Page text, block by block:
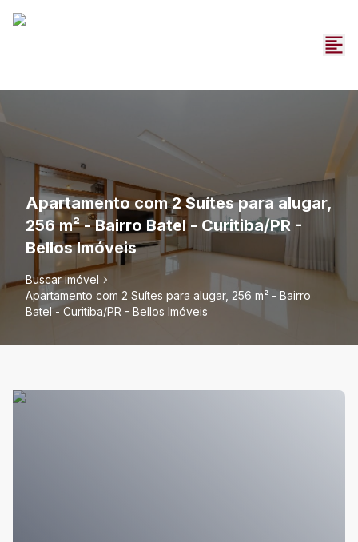
Apartamento com 2 Suítes para alugar,
256 m² - Bairro Batel - Curitiba/PR -
Bellos Imóveis
Buscar imóvel
Apartamento com 2 Suítes para alugar, 256 m² - Bairro
Batel - Curitiba/PR - Bellos Imóveis